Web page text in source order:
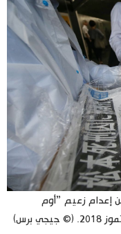
زعيم ”أوم